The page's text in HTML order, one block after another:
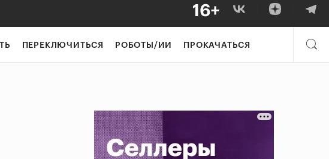
ПЕРЕКЛЮЧИТЬСЯ РОБОТЫ/ИИ ПРОКАЧАТЬСЯ